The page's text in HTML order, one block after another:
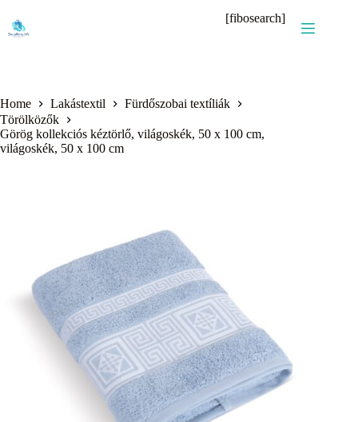
content
[fibosearch]
Home Lakástextil
Fürdőszobai textíliák
Törölközők
Görög kollekciós kéztörlő, világoskék, 50 x 100 cm,
világoskék, 50 x 100 cm